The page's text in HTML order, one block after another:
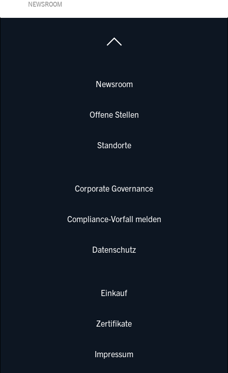
NEWSROOM
Newsroom
Offene Stellen
Standorte
Corporate Governance
Compliance-Vorfall melden
Datenschutz
Einkauf
Zertifikate
Impressum